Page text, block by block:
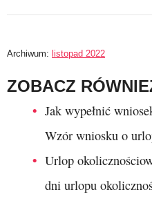
Archiwum: listopad 2022
ZOBACZ
Jak wypełnić
Wzór wniosku o
Urlop
dni urlopu